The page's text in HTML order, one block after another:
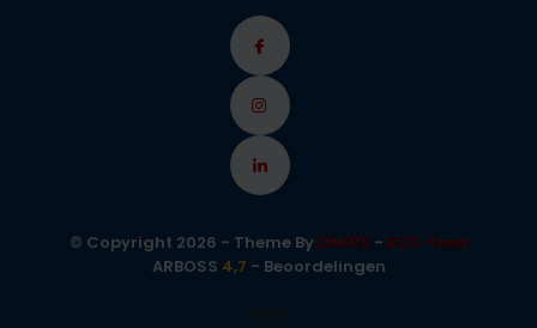
© Copyright 2026 - Theme By DMWS - RSS-feed
ARBOSS 4,7 - Beoordelingen